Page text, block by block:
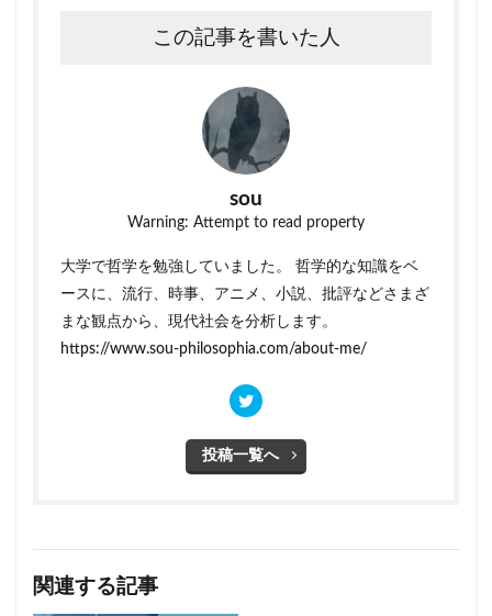
この記事を書いた人
sou
Warning: Attempt to read property
大学で哲学を勉強していました。 哲学的な知識をベ
ースに、流行、時事、アニメ、小説、批評などさまざ
まな観点から、現代社会を分析します。
https://www.sou-philosophia.com/about-me/
投稿一覧へ
関連する記事